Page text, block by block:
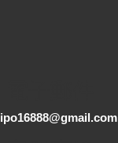
ipo16888@gmail.com